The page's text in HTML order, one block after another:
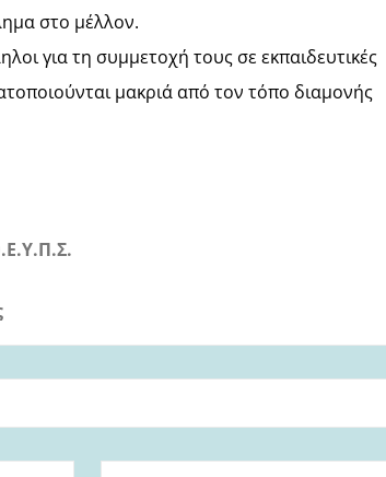
στο μέλλον.
για τη συμμετοχή τους σε εκπαιδευτικές
μακριά από τον τόπο διαμονής